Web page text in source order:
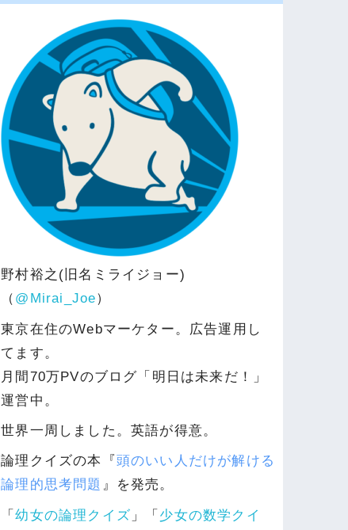
野村裕之(旧名ミライジョー)
（ @Mirai_Joe）
東京在住のWebマーケター。広告運用し
てます。
月間70万PVのブログ「明日は未来だ！」
運営中。
世界一周しました。英語が得意。
論理クイズの本『頭のいい人だけが解ける
論理的思考問題 』を発売。
「幼女の論理クイズ 」「 少女の数学クイ